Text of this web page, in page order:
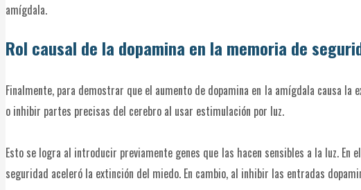
amígdala.
Rol causal de la dopamina en la memoria de
Finalmente, para demostrar que el aumento de dopamina en la amígdala causa
o inhibir partes precisas del cerebro al usar estimulación por luz.
Esto se logra al introducir previamente genes que las hacen sensibles a la luz.
seguridad aceleró la extinción del miedo. En cambio, al inhibir las entradas